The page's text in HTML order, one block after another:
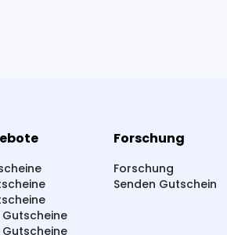
Forschung
Forschung
Senden Gutschein